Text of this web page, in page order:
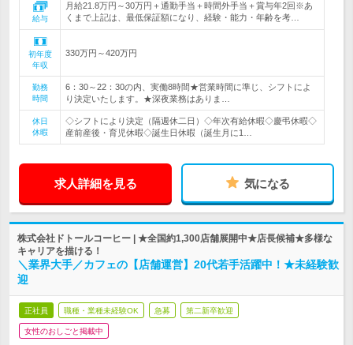
給与
月給21.8万円～30万円＋通勤手当＋時間外手当＋賞与年2回※あ
くまで上記は、最低保証額になり、経験・能力・年齢を考…
初年度
年収
330万円～420万円
勤務
時間
6：30～22：30の内、実働8時間★営業時間に準じ、シフトによ
り決定いたします。★深夜業務はありま…
休日
休暇
◇シフトにより決定（隔週休二日）◇年次有給休暇◇慶弔休暇◇
産前産後・育児休暇◇誕生日休暇（誕生月に1…
求人詳細を見る 気になる
株式会社ドトールコーヒー | ★全国約1,300店舗展開中★店長候補★多様な
キャリアを描ける！
＼業界大手／カフェの【店舗運営】20代若手活躍中！★未経験歓
迎
正社員 職種・業種未経験OK 急募 第二新卒歓迎
女性のおしごと掲載中